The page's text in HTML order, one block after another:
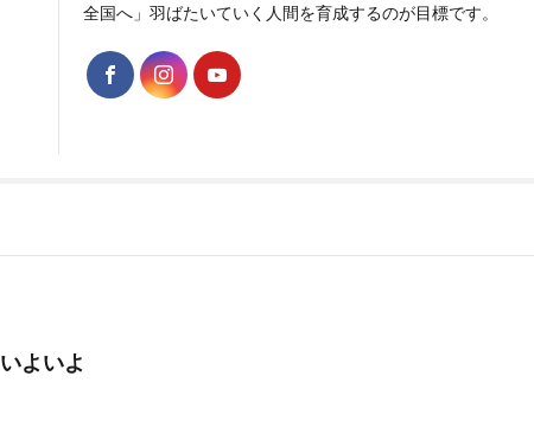
全国へ」羽ばたいていく人間を育成するのが目標です。
いよいよ